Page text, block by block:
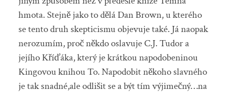
hmota. Stejně jako to dělá Dan Brown, u kterého
se tento druh skepticismu objevuje také. Já naopak
nerozumím, proč někdo oslavuje C.J. Tudor a
jejího Kříďáka, který je krátkou napodobeninou
Kingovou knihou To. Napodobit někoho slavného
je tak snadné,ale odlišit se a být tím výjimečný…na